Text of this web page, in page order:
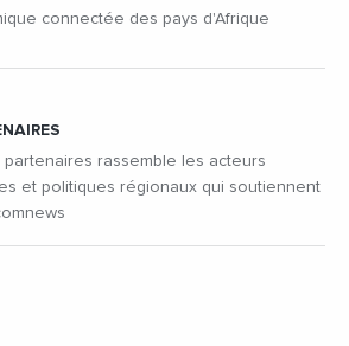
connectée des pays d'Afrique
partenaires rassemble les acteurs
et politiques régionaux qui soutiennent